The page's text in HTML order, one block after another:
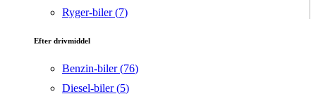
Ryger-biler (7)
Efter drivmiddel
Benzin-biler (76)
Diesel-biler (5)